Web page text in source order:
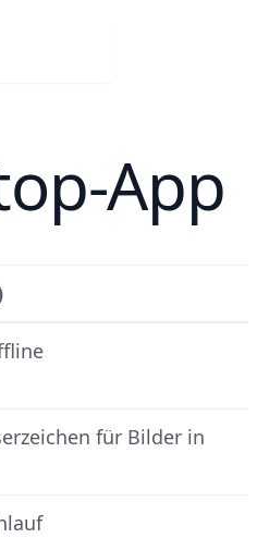
App
für Bilder in